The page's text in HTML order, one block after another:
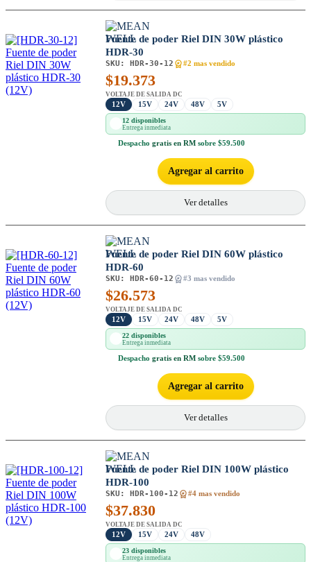
Fuente de poder Riel DIN 30W plástico
HDR-30
SKU: HDR-30-12 #2 mas vendido
$19.373
VOLTAJE DE SALIDA DC
12V 15V 24V 48V 5V
12 disponibles
Entrega inmediata
Despacho gratis en RM sobre $59.500
Agregar al carrito
Ver detalles
Fuente de poder Riel DIN 60W plástico
HDR-60
SKU: HDR-60-12 #3 mas vendido
$26.573
VOLTAJE DE SALIDA DC
12V 15V 24V 48V 5V
22 disponibles
Entrega inmediata
Despacho gratis en RM sobre $59.500
Agregar al carrito
Ver detalles
Fuente de poder Riel DIN 100W plástico
HDR-100
SKU: HDR-100-12 #4 mas vendido
$37.830
VOLTAJE DE SALIDA DC
12V 15V 24V 48V
23 disponibles
Entrega inmediata